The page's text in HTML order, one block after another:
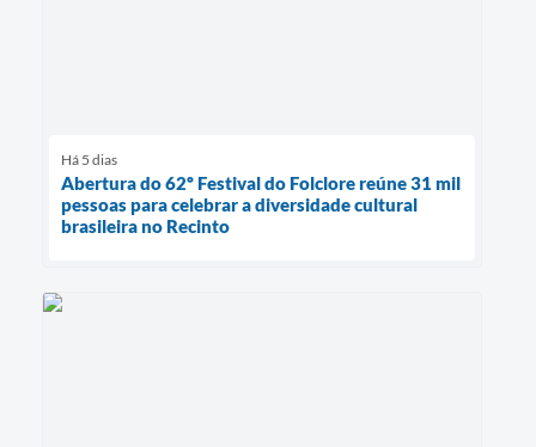
Há 5 dias
Abertura do 62º Festival do Folclore reúne 31 mil
pessoas para celebrar a diversidade cultural
brasileira no Recinto